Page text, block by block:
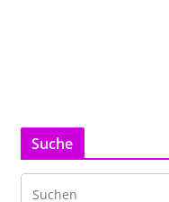
Suche